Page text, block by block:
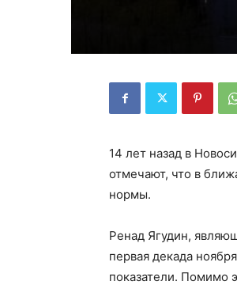
14 лет назад в
отмечают, что в
нормы.
Ренад Ягудин,
первая декада
показатели. Помимо